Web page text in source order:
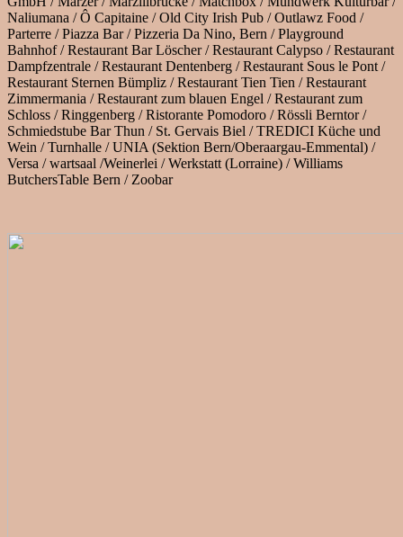
Naliumana / Ô Capitaine / Old City Irish Pub / Outlawz Food /
Parterre / Piazza Bar / Pizzeria Da Nino, Bern / Playground
Bahnhof / Restaurant Bar Löscher / Restaurant Calypso / Restaurant
Dampfzentrale / Restaurant Dentenberg / Restaurant Sous le Pont /
Restaurant Sternen Bümpliz / Restaurant Tien Tien / Restaurant
Zimmermania / Restaurant zum blauen Engel / Restaurant zum
Schloss / Ringgenberg / Ristorante Pomodoro / Rössli Berntor /
Schmiedstube Bar Thun / St. Gervais Biel / TREDICI Küche und
Wein / Turnhalle / UNIA (Sektion Bern/Oberaargau-Emmental) /
Versa / wartsaal /Weinerlei / Werkstatt (Lorraine) / Williams
ButchersTable Bern / Zoobar